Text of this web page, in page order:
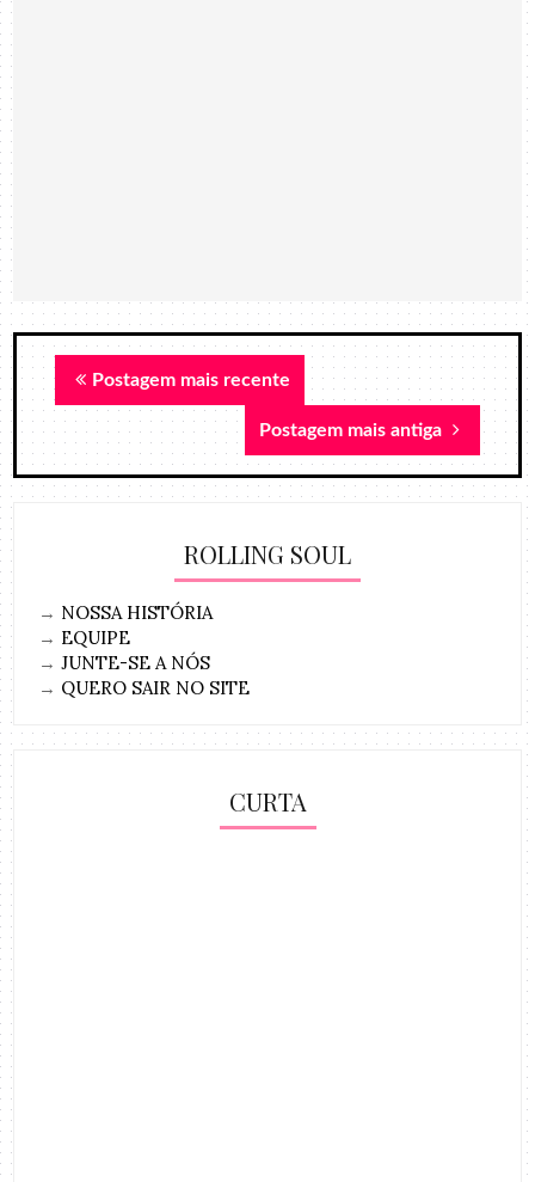
Postagem mais recente
Postagem mais antiga
ROLLING SOUL
→ NOSSA HISTÓRIA
→ EQUIPE
→JUNTE-SE A NÓS
→ QUERO SAIR NO SITE
CURTA